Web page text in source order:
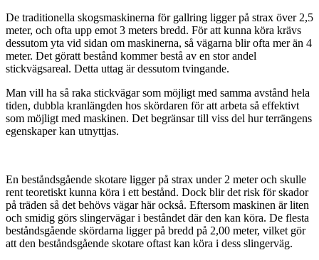
De traditionella skogsmaskinerna för gallring ligger på strax över 2,5
meter, och ofta upp emot 3 meters bredd. För att kunna köra krävs
dessutom yta vid sidan om maskinerna, så vägarna blir ofta mer än 4
meter. Det göratt bestånd kommer bestå av en stor andel
stickvägsareal. Detta uttag är dessutom tvingande.
Man vill ha så raka stickvägar som möjligt med samma avstånd hela
tiden, dubbla kranlängden hos skördaren för att arbeta så effektivt
som möjligt med maskinen. Det begränsar till viss del hur terrängens
egenskaper kan utnyttjas.
En beståndsgående skotare ligger på strax under 2 meter och skulle
rent teoretiskt kunna köra i ett bestånd. Dock blir det risk för skador
på träden så det behövs vägar här också. Eftersom maskinen är liten
och smidig görs slingervägar i beståndet där den kan köra. De flesta
beståndsgående skördarna ligger på bredd på 2,00 meter, vilket gör
att den beståndsgående skotare oftast kan köra i dess slingerväg.